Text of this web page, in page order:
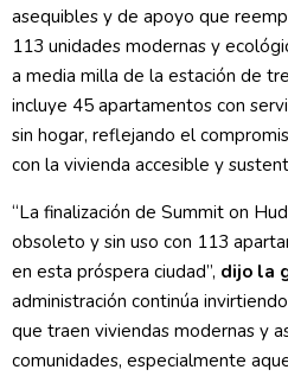
asequibles y de apoyo que
113 unidades modernas y
a media milla de la estación de
incluye 45 apartamentos con
sin hogar, reflejando el
con la vivienda accesible y
“La finalización de Summit on
obsoleto y sin uso con 113
en esta próspera ciudad”, dijo la
administración continúa
que traen viviendas modernas y
comunidades, especialmente